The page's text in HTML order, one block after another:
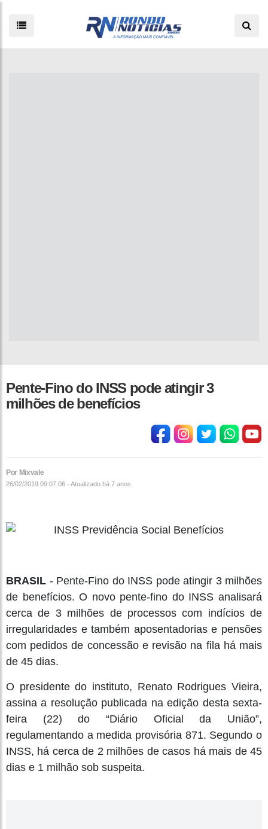
Pente-Fino do INSS pode atingir 3
milhões de benefícios
Por Mixvale
26/02/2019 09:07:06 - Atualizado há 7 anos
BRASIL - Pente-Fino do INSS pode atingir 3 milhões
de benefícios. O novo pente-fino do INSS analisará
cerca de 3 milhões de processos com indícios de
irregularidades e também aposentadorias e pensões
com pedidos de concessão e revisão na fila há mais
de 45 dias.
O presidente do instituto, Renato Rodrigues Vieira,
assina a resolução publicada na edição desta sexta-
feira (22) do “Diário Oficial da União”,
regulamentando a medida provisória 871. Segundo o
INSS, há cerca de 2 milhões de casos há mais de 45
dias e 1 milhão sob suspeita.